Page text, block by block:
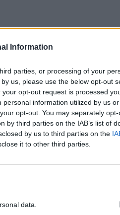
Information
parties, or processing of your
us, please use the below opt-out
opt-out request is processed
information utilized by us
opt-out. You may separately
by third parties on the IAB’s list of
by us to third parties on the
it to other third parties.
data.
Facebook